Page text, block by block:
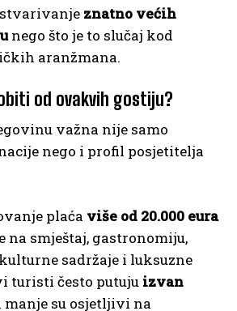
znatno većih
nego što je to slučaj kod
aranžmana.
od ovakvih gostiju?
važna nije samo
nego i profil posjetitelja
plaća više od 20.000 eura
na smještaj, gastronomiju,
sadržaje i luksuzne
turisti često putuju izvan
manje su osjetljivi na